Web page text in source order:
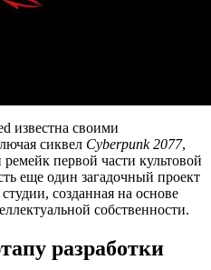
известна своими
сиквел Cyberpunk 2077,
первой части культовой
еще один загадочный проект
созданная на основе
собственности.
разработки